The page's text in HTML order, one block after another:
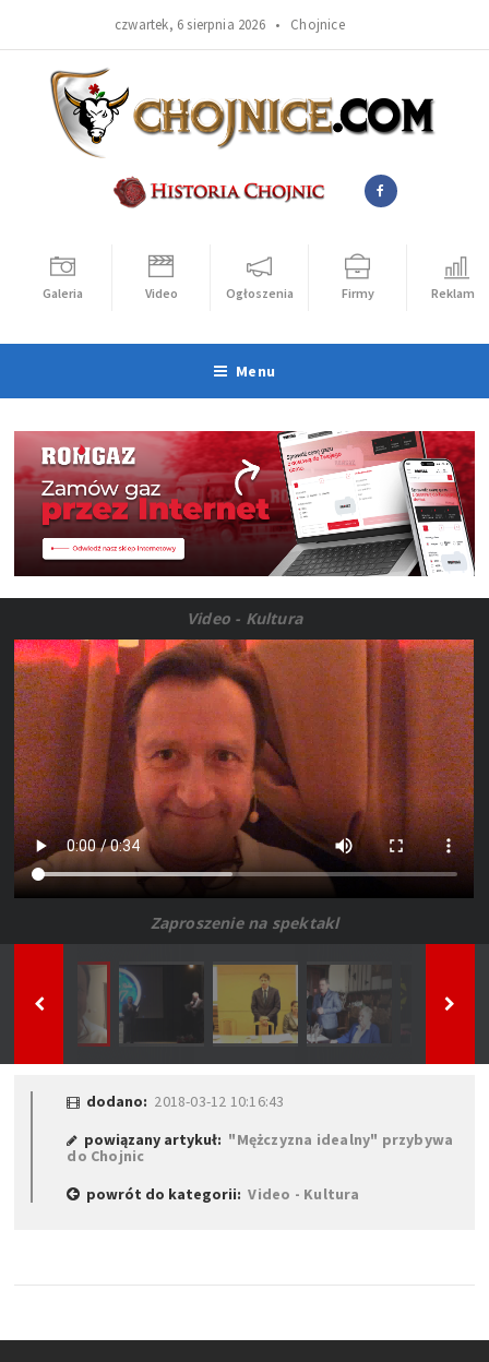
czwartek, 6 sierpnia 2026 • Chojnice
Galeria Video Ogłoszenia Firmy Reklama
Menu
Video - Kultura
Zaproszenie na spektakl
dodano: 2018-03-12 10:16:43
powiązany artykuł: "Mężczyzna idealny" przybywa
do Chojnic
powrót do kategorii:Video - Kultura